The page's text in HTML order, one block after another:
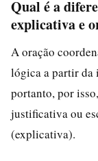
Qual é a
explicativa e
A oração
lógica a partir da
portanto, por
justificativa ou
(explicativa).